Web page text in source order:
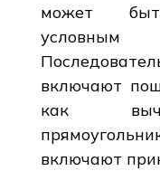
может
условным
включают
как
включают